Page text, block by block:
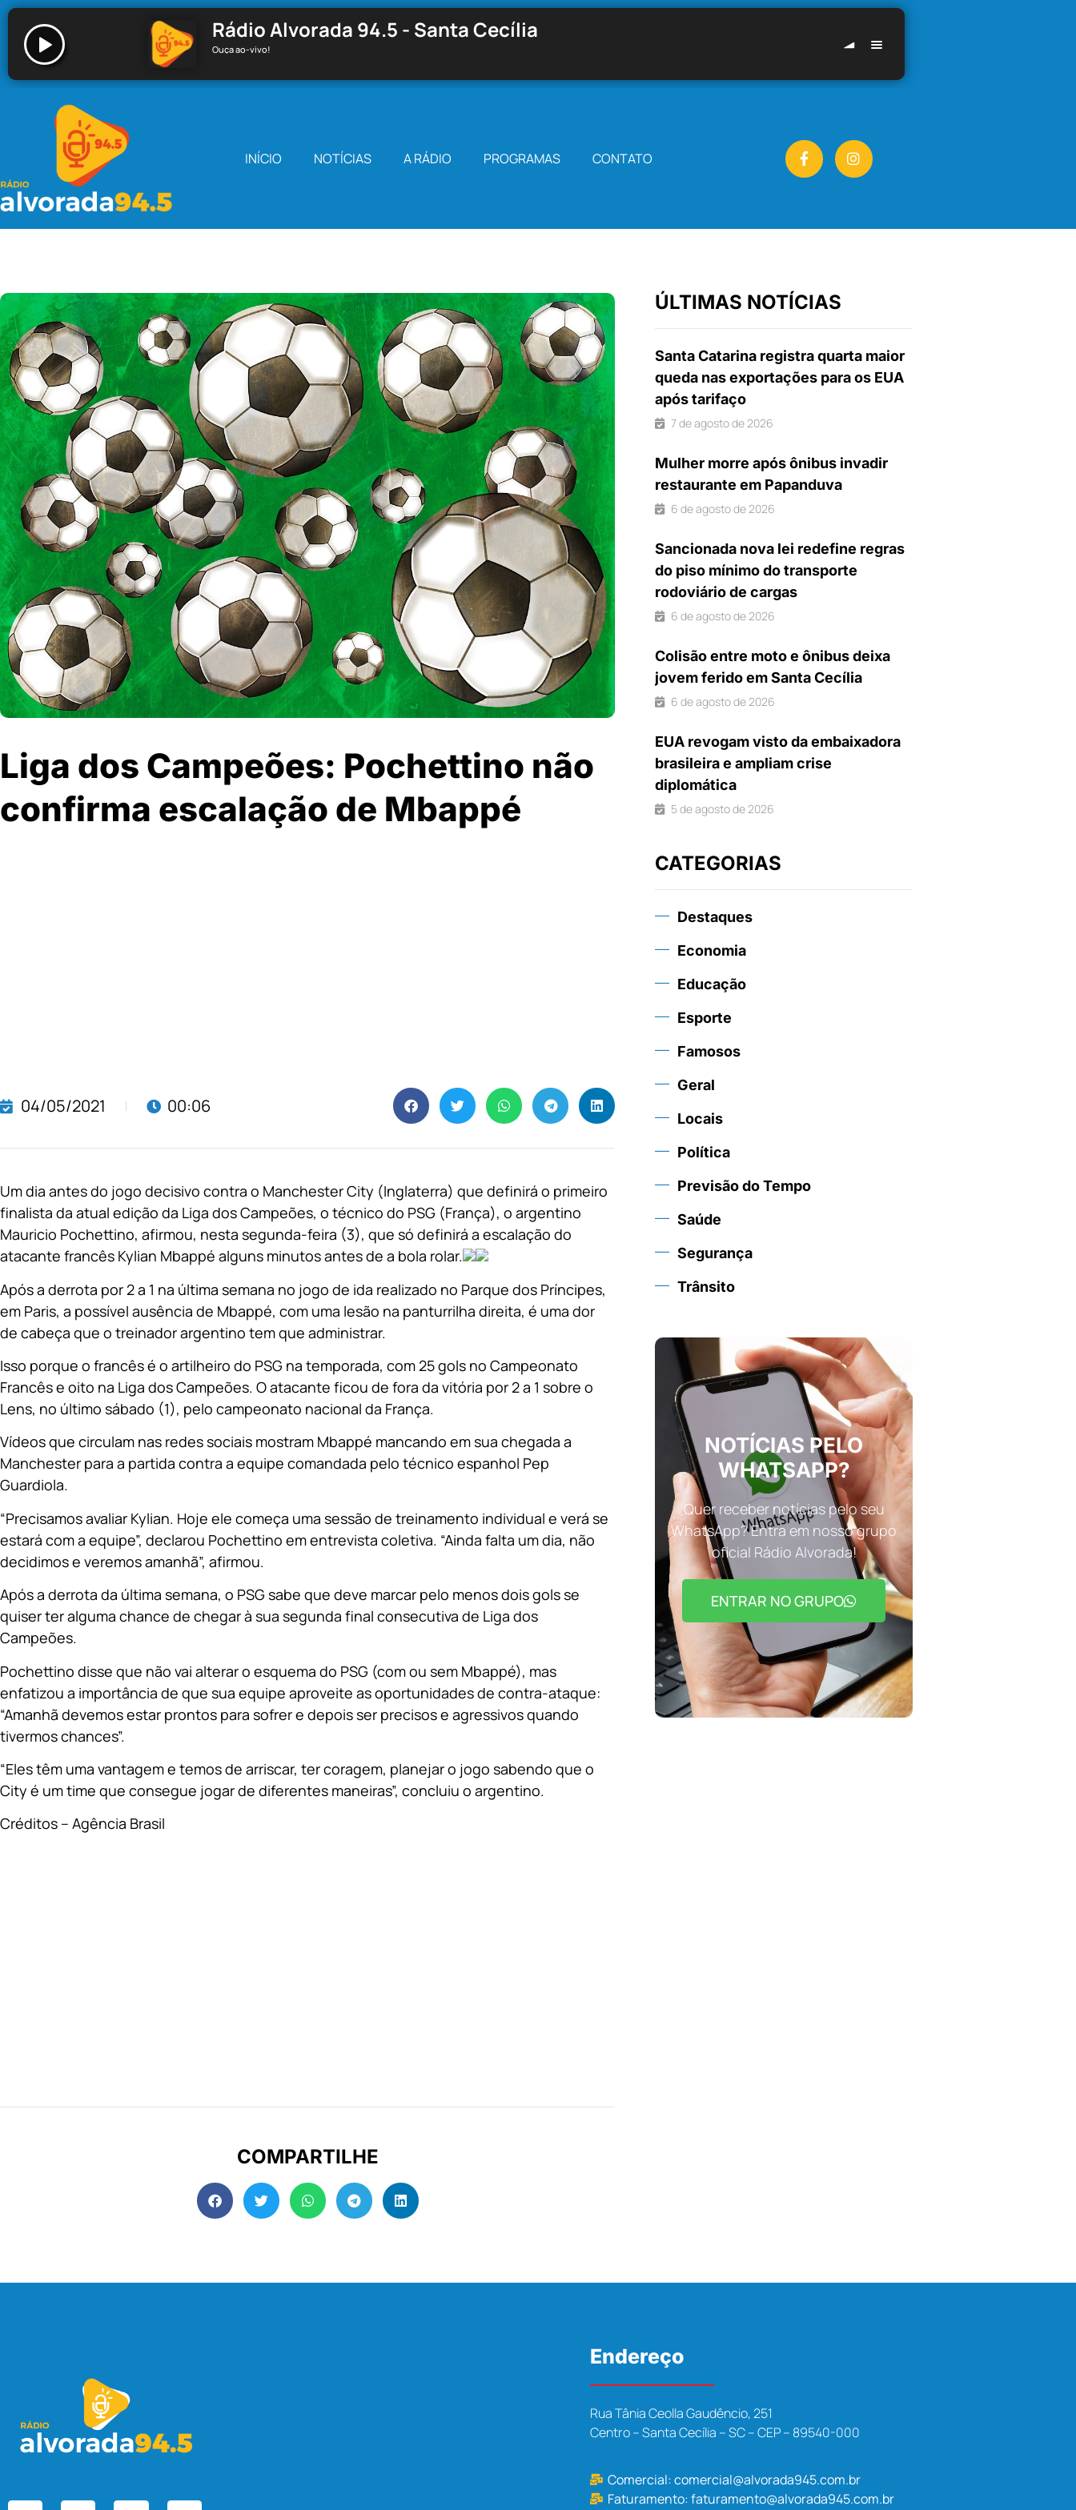
Rádio Alvorada 94.5 - Santa Cecília
Ouça ao-vivo!
Rádio Alvorada 94.5 - Santa Cecília
INÍCIO NOTÍCIAS A RÁDIO PROGRAMAS CONTATO
Liga dos Campeões: Pochettino não
confirma escalação de Mbappé
04/05/2021 00:06
Um dia antes do jogo decisivo contra o Manchester City (Inglaterra) que definirá o primeiro
finalista da atual edição da Liga dos Campeões, o técnico do PSG (França), o argentino
Mauricio Pochettino, afirmou, nesta segunda-feira (3), que só definirá a escalação do
atacante francês Kylian Mbappé alguns minutos antes de a bola rolar.
Após a derrota por 2 a 1 na última semana no jogo de ida realizado no Parque dos Príncipes,
em Paris, a possível ausência de Mbappé, com uma lesão na panturrilha direita, é uma dor
de cabeça que o treinador argentino tem que administrar.
Isso porque o francês é o artilheiro do PSG na temporada, com 25 gols no Campeonato
Francês e oito na Liga dos Campeões. O atacante ficou de fora da vitória por 2 a 1 sobre o
Lens, no último sábado (1), pelo campeonato nacional da França.
Vídeos que circulam nas redes sociais mostram Mbappé mancando em sua chegada a
Manchester para a partida contra a equipe comandada pelo técnico espanhol Pep
Guardiola.
“Precisamos avaliar Kylian. Hoje ele começa uma sessão de treinamento individual e verá se
estará com a equipe”, declarou Pochettino em entrevista coletiva. “Ainda falta um dia, não
decidimos e veremos amanhã”, afirmou.
Após a derrota da última semana, o PSG sabe que deve marcar pelo menos dois gols se
quiser ter alguma chance de chegar à sua segunda final consecutiva de Liga dos
Campeões.
Pochettino disse que não vai alterar o esquema do PSG (com ou sem Mbappé), mas
enfatizou a importância de que sua equipe aproveite as oportunidades de contra-ataque:
“Amanhã devemos estar prontos para sofrer e depois ser precisos e agressivos quando
tivermos chances”.
“Eles têm uma vantagem e temos de arriscar, ter coragem, planejar o jogo sabendo que o
City é um time que consegue jogar de diferentes maneiras”, concluiu o argentino.
Créditos – Agência Brasil
COMPARTILHE
ÚLTIMAS NOTÍCIAS
Santa Catarina registra quarta maior
queda nas exportações para os EUA
após tarifaço
7 de agosto de 2026
Mulher morre após ônibus invadir
restaurante em Papanduva
6 de agosto de 2026
Sancionada nova lei redefine regras
do piso mínimo do transporte
rodoviário de cargas
6 de agosto de 2026
Colisão entre moto e ônibus deixa
jovem ferido em Santa Cecília
6 de agosto de 2026
EUA revogam visto da embaixadora
brasileira e ampliam crise
diplomática
5 de agosto de 2026
CATEGORIAS
Destaques
Economia
Educação
Esporte
Famosos
Geral
Locais
Política
Previsão do Tempo
Saúde
Segurança
Trânsito
NOTÍCIAS PELO
WHATSAPP?
Quer receber notícias pelo seu
WhatsApp? Entra em nosso grupo
oficial Rádio Alvorada!
ENTRAR NO GRUPO
Endereço
Rua Tânia Ceolla Gaudêncio, 251
Centro – Santa Cecília – SC – CEP – 89540-000
Comercial:comercial@alvorada945.com.br
Faturamento:faturamento@alvorada945.com.br